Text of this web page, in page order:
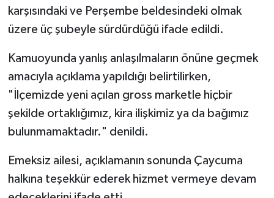
karşısındaki ve Perşembe beldesindeki olmak
üzere üç şubeyle sürdürdüğü ifade edildi.
Kamuoyunda yanlış anlaşılmaların önüne geçmek
amacıyla açıklama yapıldığı belirtilirken,
"İlçemizde yeni açılan gross marketle hiçbir
şekilde ortaklığımız, kira ilişkimiz ya da bağımız
bulunmamaktadır." denildi.
Emeksiz ailesi, açıklamanın sonunda Çaycuma
halkına teşekkür ederek hizmet vermeye devam
Yaşam